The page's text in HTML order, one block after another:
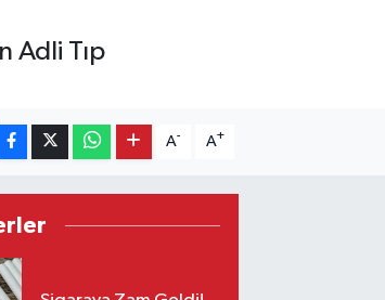
Adli Tıp
A- A+